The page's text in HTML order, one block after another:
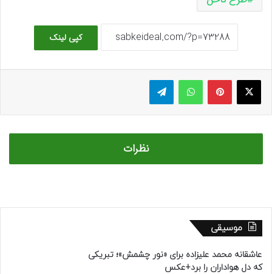
کپی لینک
ایکس پینتریستواتس آپ تلگرام
نظرات
موسیقی
عاشقانه محمد علیزاده برای «نور چشمش»؛ تبریکی
که دل هواداران را برد+عکس